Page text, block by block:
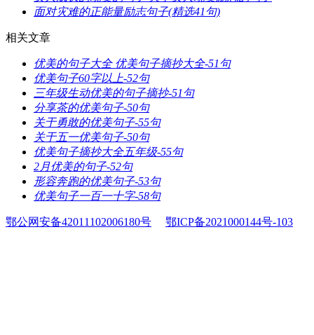
​面对灾难的正能量励志句子(精选41句)
相关文章
​优美的句子大全 优美句子摘抄大全-51句
​优美句子60字以上-52句
​三年级生动优美的句子摘抄-51句
​分享茶的优美句子-50句
​关于勇敢的优美句子-55句
​关于五一优美句子-50句
​优美句子摘抄大全五年级-55句
​2月优美的句子-52句
​形容奔跑的优美句子-53句
​优美句子一百一十字-58句
鄂公网安备42011102006180号 鄂ICP备2021000144号-103